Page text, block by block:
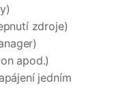
zdroje)
apod.)
jedním